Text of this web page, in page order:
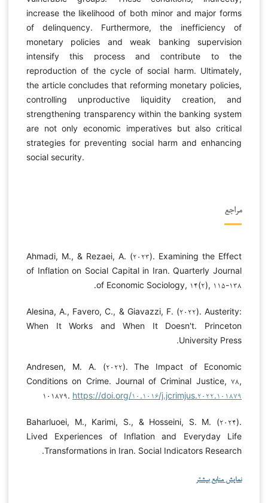
increase the likelihood of both minor and major forms
of delinquency. Furthermore, the inefficiency of
monetary policies and weak banking supervision
intensify this process and contribute to the
reproduction of the cycle of social harm. Ultimately,
the article concludes that reforming monetary policies,
controlling unproductive liquidity creation, and
strengthening transparency within the banking system
are not only economic imperatives but also critical
strategies for preventing social harm and enhancing
social security.
مراجع
Ahmadi, M., & Rezaei, A. (۲۰۲۳). Examining the Effect
of Inflation on Social Capital in Iran. Quarterly Journal
of Economic Sociology, ۱۴(۲), ۱۱۵-۱۳۸.
Alesina, A., Favero, C., & Giavazzi, F. (۲۰۲۲). Austerity:
When It Works and When It Doesn't. Princeton
University Press.
Andresen, M. A. (۲۰۲۲). The Impact of Economic
Conditions on Crime. Journal of Criminal Justice, ۷۸,
۱۰۱۸۷۹. https://doi.org/۱۰.۱۰۱۶/j.jcrimjus.۲۰۲۲.۱۰۱۸۷۹
Baharluoei, M., Karimi, S., & Hosseini, S. M. (۲۰۲۴).
Lived Experiences of Inflation and Everyday Life
Transformations in Iran. Social Indicators Research.
نمایش منابع بیشتر